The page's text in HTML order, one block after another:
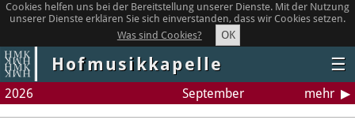
Cookies helfen uns bei der Bereitstellung unserer Dienste. Mit der Nutzung
unserer Dienste erklären Sie sich einverstanden, dass wir Cookies setzen.
Was sind Cookies?
OK
Hofmusikkapelle ☰
2026 September mehr